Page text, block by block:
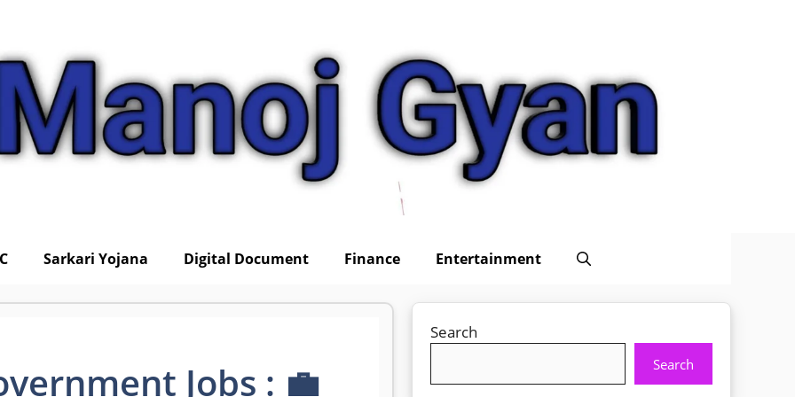
Sarkari Yojana Digital Document Finance Entertainment
Jobs : 💼
Search
Search